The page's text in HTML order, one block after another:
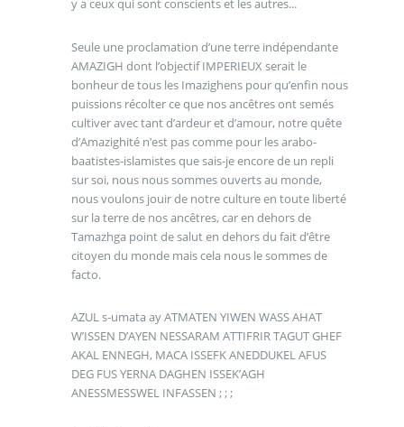
y a ceux qui sont conscients et les autres...
Seule une proclamation d’une terre indépendante
AMAZIGH dont l’objectif IMPERIEUX serait le
bonheur de tous les Imazighens pour qu’enfin nous
puissions récolter ce que nos ancêtres ont semés
cultiver avec tant d’ardeur et d’amour, notre quête
d’Amazighité n’est pas comme pour les arabo-
baatistes-islamistes que sais-je encore de un repli
sur soi, nous nous sommes ouverts au monde,
nous voulons jouir de notre culture en toute liberté
sur la terre de nos ancêtres, car en dehors de
Tamazhga point de salut en dehors du fait d’être
citoyen du monde mais cela nous le sommes de
facto.
AZUL s-umata ay ATMATEN YIWEN WASS AHAT
W’ISSEN D’AYEN NESSARAM ATTIFRIR TAGUT GHEF
AKAL ENNEGH, MACA ISSEFK ANEDDUKEL AFUS
DEG FUS YERNA DAGHEN ISSEK’AGH
ANESSMESSWEL INFASSEN ; ; ;